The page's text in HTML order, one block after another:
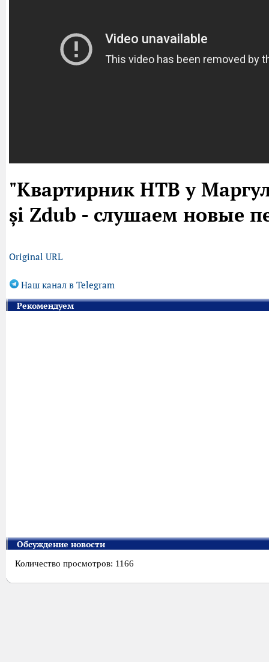
"Квартирник НТВ у
și Zdub - слушаем новые
Original URL
Наш канал в Telegram
Рекомендуем
Обсуждение новости
Количество просмотров: 1166